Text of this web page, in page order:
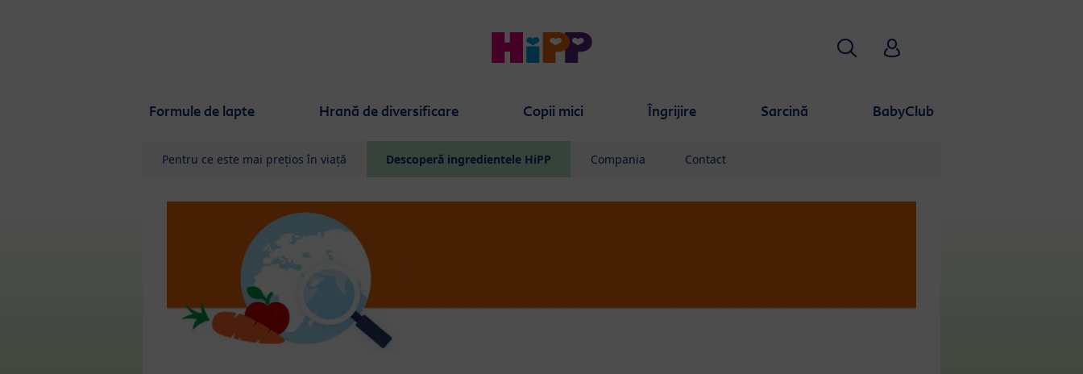
Formule de lapte Hrană de diversificare Copii mici Îngrijire Sarcină BabyClub
CăutareHiPP Babyclub
Pentru ce este mai prețios în viață Descoperă ingredientele HiPP Compania Contact